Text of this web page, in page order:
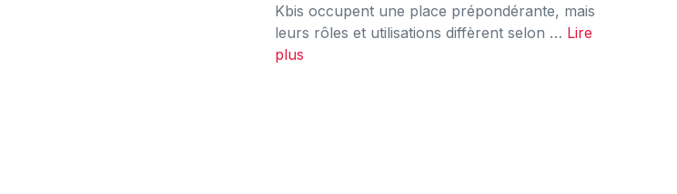
Kbis occupent une place prépondérante, mais
leurs rôles et utilisations diffèrent selon … Lire
plus